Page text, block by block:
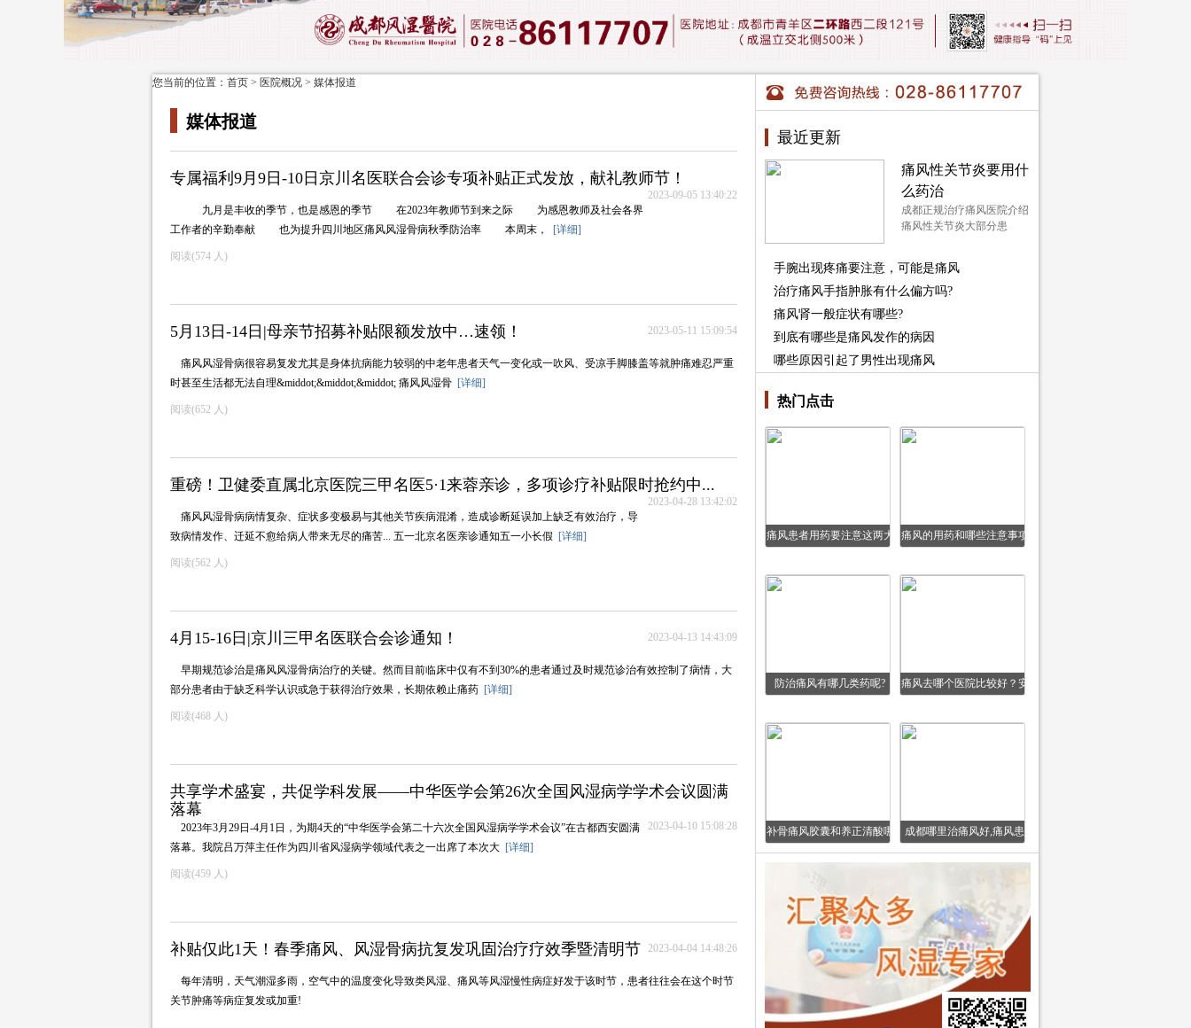
您当前的位置： 首页 > 医院概况 > 媒体报道
媒体报道
专属福利9月9日-10日京川名医联合会诊专项补贴正式发放，献礼教师节！
2023-09-05 13:40:22
九月是丰收的季节，也是感恩的季节 在2023年教师节到来之际 为感恩教师及社会各界
工作者的辛勤奉献 也为提升四川地区痛风风湿骨病秋季防治率 本周末， [详细]
阅读(574 人)
5月13日-14日|母亲节招募补贴限额发放中…速领！ 2023-05-11 15:09:54
痛风风湿骨病很容易复发尤其是身体抗病能力较弱的中老年患者天气一变化或一吹风、受凉手脚膝盖等就肿痛难忍严重
时甚至生活都无法自理&middot;&middot;&middot; 痛风风湿骨 [详细]
阅读(652 人)
重磅！卫健委直属北京医院三甲名医5·1来蓉亲诊，多项诊疗补贴限时抢约中...
2023-04-28 13:42:02
痛风风湿骨病病情复杂、症状多变极易与其他关节疾病混淆，造成诊断延误加上缺乏有效治疗，导
致病情发作、迁延不愈给病人带来无尽的痛苦... 五一北京名医亲诊通知五一小长假 [详细]
阅读(562 人)
4月15-16日|京川三甲名医联合会诊通知！ 2023-04-13 14:43:09
早期规范诊治是痛风风湿骨病治疗的关键。然而目前临床中仅有不到30%的患者通过及时规范诊治有效控制了病情，大
部分患者由于缺乏科学认识或急于获得治疗效果，长期依赖止痛药 [详细]
阅读(468 人)
共享学术盛宴，共促学科发展——中华医学会第26次全国风湿病学学术会议圆满
落幕
2023-04-10 15:08:28
2023年3月29日-4月1日，为期4天的“中华医学会第二十六次全国风湿病学学术会议”在古都西安圆满
落幕。我院吕万萍主任作为四川省风湿病学领域代表之一出席了本次大 [详细]
阅读(459 人)
补贴仅此1天！春季痛风、风湿骨病抗复发巩固治疗疗效季暨清明节 2023-04-04 14:48:26
每年清明，天气潮湿多雨，空气中的温度变化导致类风湿、痛风等风湿慢性病症好发于该时节，患者往往会在这个时节
关节肿痛等病症复发或加重!
最近更新
痛风性关节炎要用什
么药治
成都正规治疗痛风医院介绍
痛风性关节炎大部分患
手腕出现疼痛要注意，可能是痛风
治疗痛风手指肿胀有什么偏方吗?
痛风肾一般症状有哪些?
到底有哪些是痛风发作的病因
哪些原因引起了男性出现痛风
热门点击
痛风患者用药要注意这两大
痛风的用药和哪些注意事项
防治痛风有哪几类药呢?
痛风去哪个医院比较好？安
补骨痛风胶囊和养正清酸哪
个治疗痛风效
成都哪里治痛风好,痛风患
者如何选择药物